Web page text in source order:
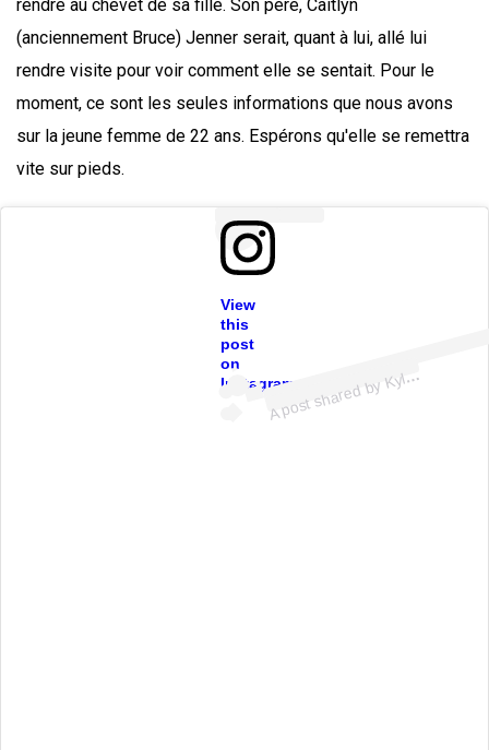
rendre au chevet de sa fille. Son père, Caitlyn
(anciennement Bruce) Jenner serait, quant à lui, allé lui
rendre visite pour voir comment elle se sentait. Pour le
moment, ce sont les seules informations que nous avons
sur la jeune femme de 22 ans. Espérons qu'elle se remettra
vite sur pieds.
View
this
post
on
Instagram
A
Kylie \
8
n